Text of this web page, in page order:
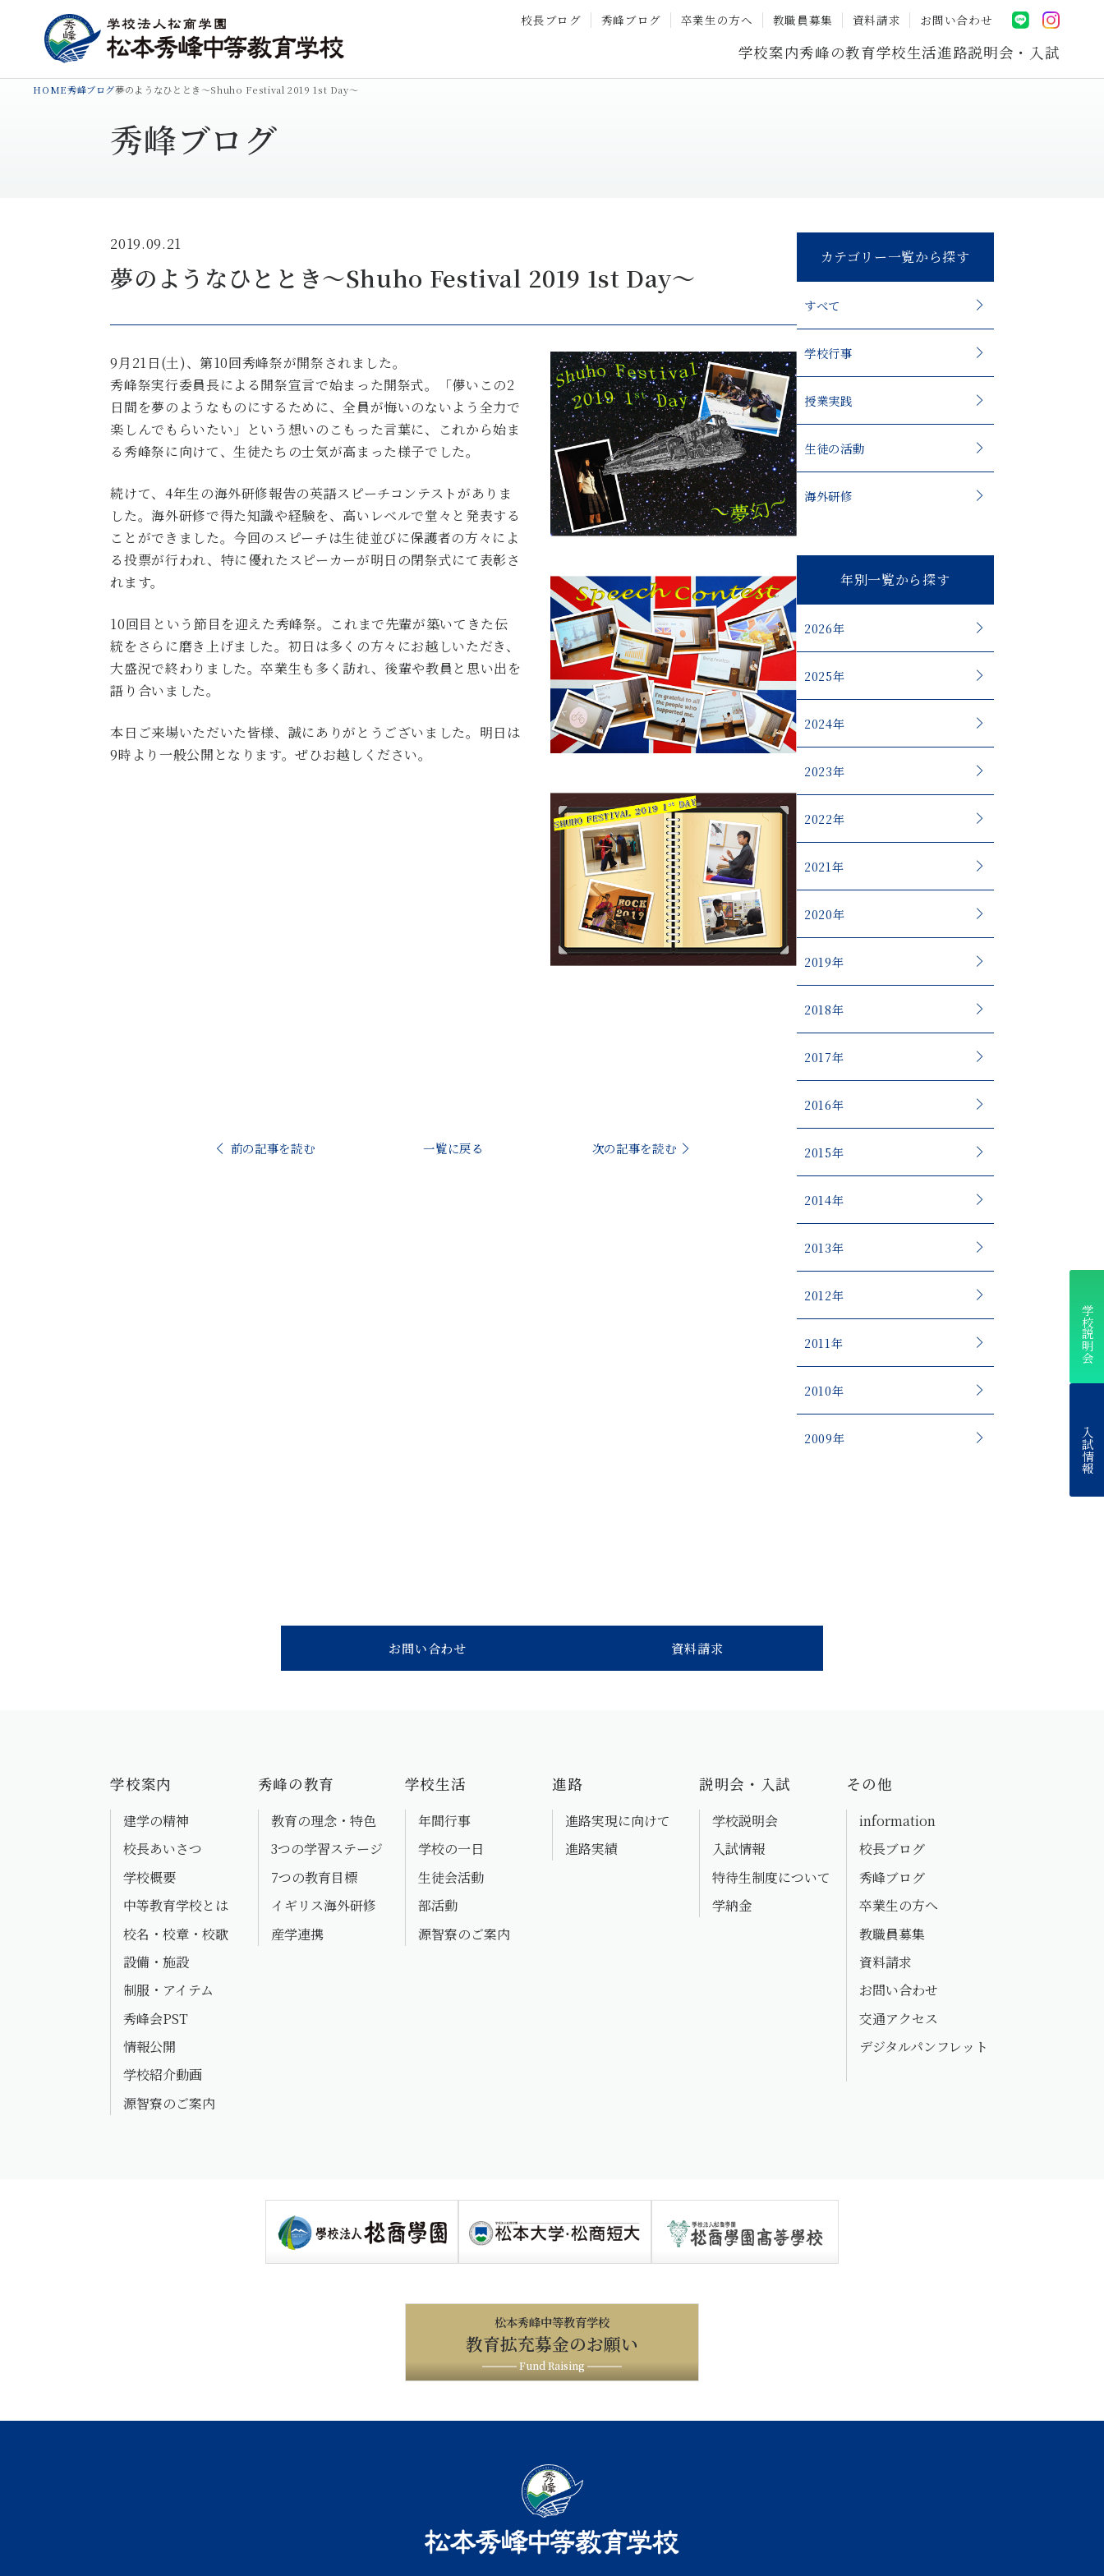
校長ブログ 秀峰ブログ 卒業生の方へ 教職員募集 資料請求 お問い合わせ
学校案内秀峰の教育学校生活進路説明会・入試
HOME秀峰ブログ夢のようなひととき～Shuho Festival 2019 1st Day～
秀峰ブログ
学校説明会
入試情報
2019.09.21
夢のようなひととき～Shuho Festival 2019 1st Day～
9月21日(土)、第10回秀峰祭が開祭されました。
秀峰祭実行委員長による開祭宣言で始まった開祭式。「儚いこの2
日間を夢のようなものにするために、全員が悔いのないよう全力で
楽しんでもらいたい」という想いのこもった言葉に、これから始ま
る秀峰祭に向けて、生徒たちの士気が高まった様子でした。
続けて、4年生の海外研修報告の英語スピーチコンテストがありま
した。海外研修で得た知識や経験を、高いレベルで堂々と発表する
ことができました。今回のスピーチは生徒並びに保護者の方々によ
る投票が行われ、特に優れたスピーカーが明日の閉祭式にて表彰さ
れます。
10回目という節目を迎えた秀峰祭。これまで先輩が築いてきた伝
統をさらに磨き上げました。初日は多くの方々にお越しいただき、
大盛況で終わりました。卒業生も多く訪れ、後輩や教員と思い出を
語り合いました。
本日ご来場いただいた皆様、誠にありがとうございました。明日は
9時より一般公開となります。ぜひお越しください。
前の記事を読む 一覧に戻る 次の記事を読む
カテゴリー一覧から探す
すべて
学校行事
授業実践
生徒の活動
海外研修
年別一覧から探す
2026年
2025年
2024年
2023年
2022年
2021年
2020年
2019年
2018年
2017年
2016年
2015年
2014年
2013年
2012年
2011年
2010年
2009年
お問い合わせ 資料請求
学校案内
建学の精神
校長あいさつ
学校概要
中等教育学校とは
校名・校章・校歌
設備・施設
制服・アイテム
秀峰会PST
情報公開
学校紹介動画
源智寮のご案内
秀峰の教育
教育の理念・特色
3つの学習ステージ
7つの教育目標
イギリス海外研修
産学連携
学校生活
年間行事
学校の一日
生徒会活動
部活動
源智寮のご案内
進路
進路実現に向けて
進路実績
説明会・入試
学校説明会
入試情報
特待生制度について
学納金
その他
information
校長ブログ
秀峰ブログ
卒業生の方へ
教職員募集
資料請求
お問い合わせ
交通アクセス
デジタルパンフレット
松本秀峰中等教育学校
教育拡充募金のお願い
Fund Raising